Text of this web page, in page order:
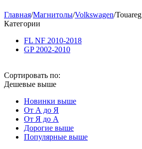
Главная/Магнитолы/Volkswagen/Touareg
Категории
FL NF 2010-2018
GP 2002-2010
Сортировать по:
Дешевые выше
Новинки выше
От А до Я
От Я до А
Дорогие выше
Популярные выше